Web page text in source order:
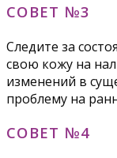
СОВЕТ №3
Следите за
свою кожу на
изменений в
проблему на
СОВЕТ №4